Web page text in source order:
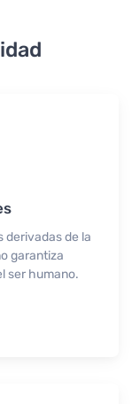
derivadas de la
garantiza
ser humano.